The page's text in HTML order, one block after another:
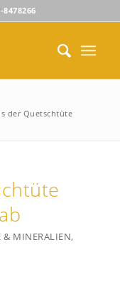
8478266
der Quetschtüte
& MINERALIEN,